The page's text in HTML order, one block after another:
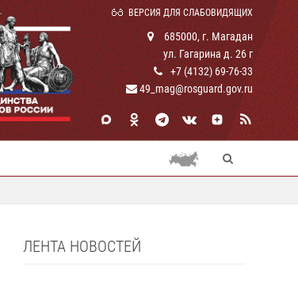
ВЕРСИЯ ДЛЯ СЛАБОВИДЯЩИХ
685000, г. Магадан
ул. Гагарина д. 26 г
+7 (4132) 69-76-33
49_mag@rosguard.gov.ru
ЛЕНТА НОВОСТЕЙ